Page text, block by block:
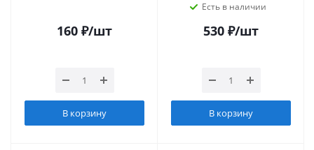
160 ₽/шт
В корзину
Есть в наличии
530 ₽/шт
В корзину